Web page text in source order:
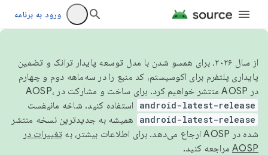
ورود به برنامه
از سال ۲۰۲۶، برای همسو شدن با مدل توسعه پایدار ترانک و تضمین
پایداری پلتفرم برای اکوسیستم، کد منبع را در سه‌ماهه دوم و چهارم
در AOSP منتشر خواهیم کرد. برای ساخت و مشارکت در AOSP،
android-latest-release استفاده کنید. شاخه مانیفست
android-latest-release
همیشه به جدیدترین نسخه منتشر
شده در AOSP ارجاع می‌دهد. برای اطلاعات بیشتر، به
تغییرات در
AOSP مراجعه کنید.